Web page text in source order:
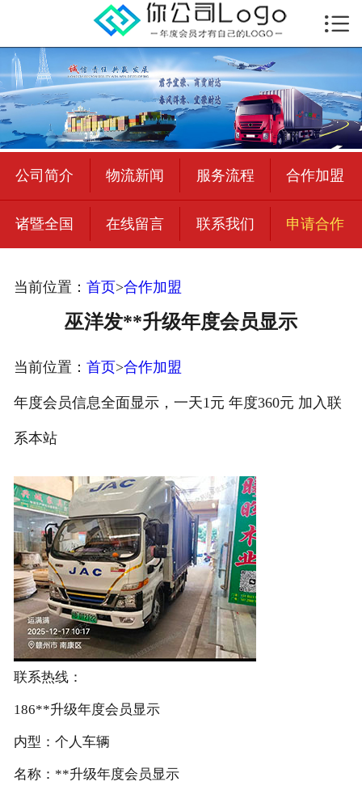
 首页
公司简介
物流新闻
绍兴至全国
合作加盟
宜荣智联

公司简介 物流新闻 服务流程 合作加盟
诸暨全国 在线留言 联系我们 申请合作
当前位置： 首页>合作加盟
巫洋发**升级年度会员显示
当前位置： 首页>合作加盟
年度会员信息全面显示，一天1元 年度360元 加入联
系本站
联系热线：
186**升级年度会员显示
内型：个人车辆
名称：**升级年度会员显示